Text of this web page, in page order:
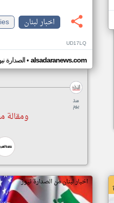
اخبار لبنان
UD17LQ
الصدارة• alsadaranews.com
منذ
يوم
ومقالة
اخبار لبنان من الصدارة نيوز